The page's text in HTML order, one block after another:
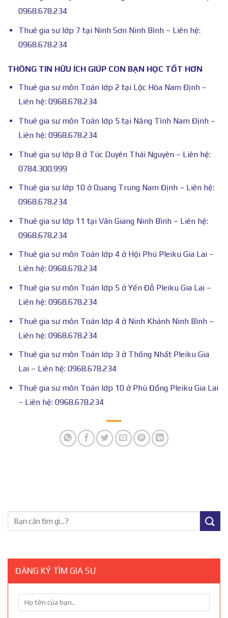
0968.678.234
Thuê gia sư lớp 7 tại Ninh Sơn Ninh Bình – Liên hệ:
0968.678.234
THÔNG TIN HỮU ÍCH GIÚP CON BẠN HỌC TỐT HƠN
Thuê gia sư môn Toán lớp 2 tại Lộc Hòa Nam Định –
Liên hệ: 0968.678.234
Thuê gia sư môn Toán lớp 5 tại Năng Tĩnh Nam Định –
Liên hệ: 0968.678.234
Thuê gia sư lớp 8 ở Túc Duyên Thái Nguyên – Liên hệ:
0784.300.999
Thuê gia sư lớp 10 ở Quang Trung Nam Định – Liên hệ:
0968.678.234
Thuê gia sư lớp 11 tại Vân Giang Ninh Bình – Liên hệ:
0968.678.234
Thuê gia sư môn Toán lớp 4 ở Hội Phú Pleiku Gia Lai –
Liên hệ: 0968.678.234
Thuê gia sư môn Toán lớp 5 ở Yến Đỗ Pleiku Gia Lai –
Liên hệ: 0968.678.234
Thuê gia sư môn Toán lớp 4 ở Ninh Khánh Ninh Bình –
Liên hệ: 0968.678.234
Thuê gia sư môn Toán lớp 3 ở Thống Nhất Pleiku Gia
Lai – Liên hệ: 0968.678.234
Thuê gia sư môn Toán lớp 10 ở Phù Đổng Pleiku Gia Lai
– Liên hệ: 0968.678.234
ĐĂNG KÝ TÌM GIA SƯ